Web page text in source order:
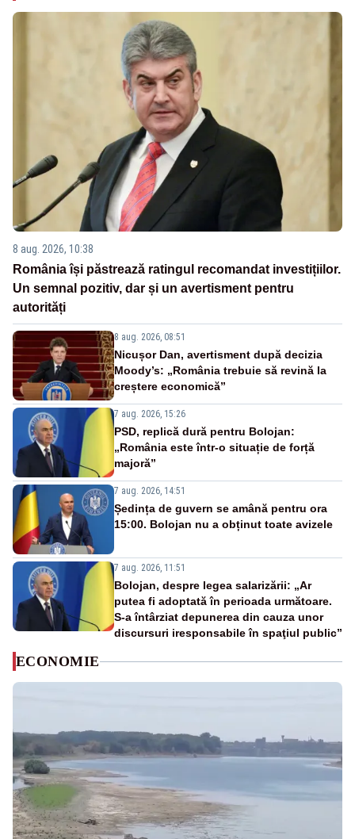
8 aug. 2026, 10:38
România își păstrează ratingul recomandat investițiilor.
Un semnal pozitiv, dar și un avertisment pentru
autorități
8 aug. 2026, 08:51
Nicușor Dan, avertisment după decizia
Moody’s: „România trebuie să revină la
creștere economică”
7 aug. 2026, 15:26
PSD, replică dură pentru Bolojan:
„România este într-o situație de forță
majoră”
7 aug. 2026, 14:51
Ședința de guvern se amână pentru ora
15:00. Bolojan nu a obținut toate avizele
7 aug. 2026, 11:51
Bolojan, despre legea salarizării: „Ar
putea fi adoptată în perioada următoare.
S-a întârziat depunerea din cauza unor
discursuri iresponsabile în spaţiul public”
ECONOMIE